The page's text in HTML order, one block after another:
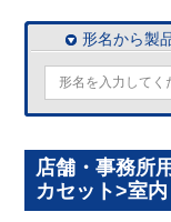
形名から製
店舗・事務所
カセット>室